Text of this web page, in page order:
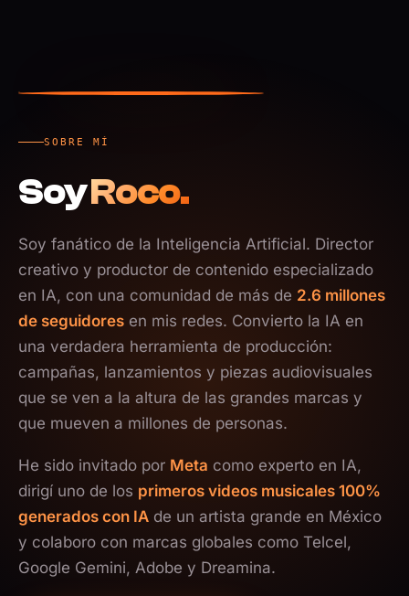
SOBRE MÍ
SoyRoco.
Soy fanático de la Inteligencia Artificial. Director
creativo y productor de contenido especializado
en IA, con una comunidad de más de 2.6 millones
de seguidores en mis redes. Convierto la IA en
una verdadera herramienta de producción:
campañas, lanzamientos y piezas audiovisuales
que se ven a la altura de las grandes marcas y
que mueven a millones de personas.
He sido invitado por Meta como experto en IA,
dirigí uno de los primeros videos musicales 100%
generados con IA de un artista grande en México
y colaboro con marcas globales como Telcel,
Google Gemini, Adobe y Dreamina.